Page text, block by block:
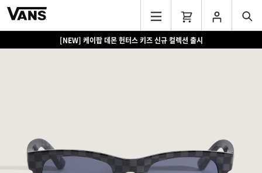
[NEW] 케이팝 데몬 헌터스 키즈 신규 컬렉션 출시